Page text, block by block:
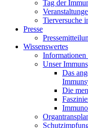
Tag der
Tierversuche
Presse
Wissenswertes
Unser
Das
Die